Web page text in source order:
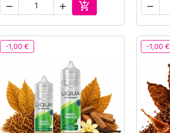
  
In den Warenkorb

-1,00 € -1,00 €